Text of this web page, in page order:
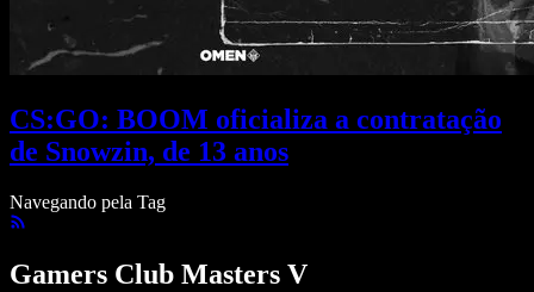
CS:GO: BOOM oficializa a contratação
de Snowzin, de 13 anos
Navegando pela Tag
Gamers Club Masters V